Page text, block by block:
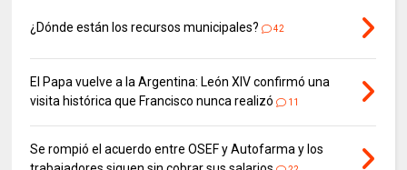
¿Dónde están los recursos municipales? 42
El Papa vuelve a la Argentina: León XIV confirmó una
visita histórica que Francisco nunca realizó
11
Se rompió el acuerdo entre OSEF y Autofarma y los